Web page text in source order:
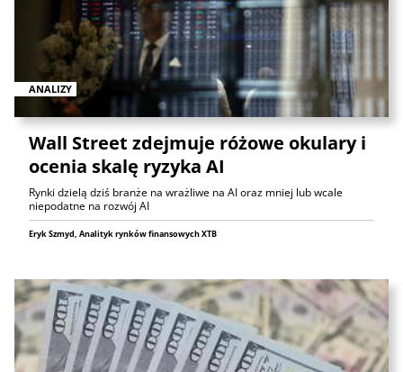
ANALIZY
Wall Street zdejmuje różowe okulary i
ocenia skalę ryzyka AI
Rynki dzielą dziś branże na wrażliwe na AI oraz mniej lub wcale
niepodatne na rozwój AI
Eryk Szmyd, Analityk rynków finansowych XTB